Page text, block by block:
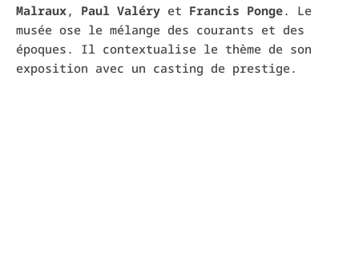
Malraux, Paul Valéry et Francis Ponge. Le
musée ose le mélange des courants et des
époques. Il contextualise le thème de son
exposition avec un casting de prestige.